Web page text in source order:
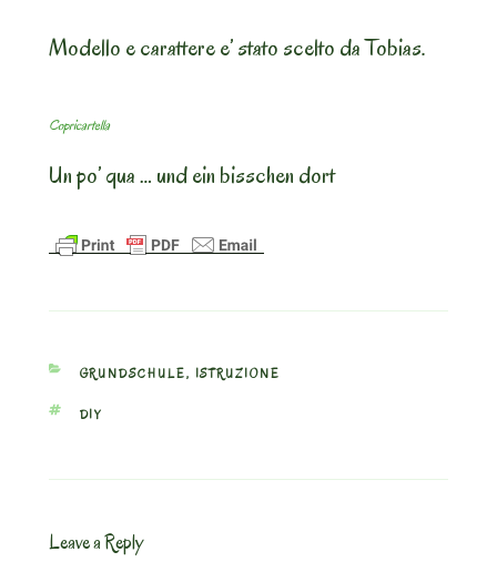
Modello e carattere e’ stato scelto da Tobias.
Copricartella
Un po’ qua … und ein bisschen dort
CATEGORIES
GRUNDSCHULE, ISTRUZIONE
TAGS
DIY
Leave a Reply